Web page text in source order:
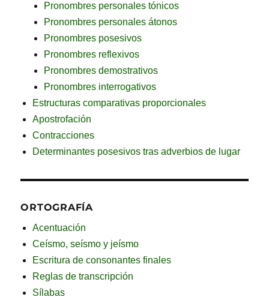
Pronombres personales tónicos
Pronombres personales átonos
Pronombres posesivos
Pronombres reflexivos
Pronombres demostrativos
Pronombres interrogativos
Estructuras comparativas proporcionales
Apostrofación
Contracciones
Determinantes posesivos tras adverbios de lugar
ORTOGRAFÍA
Acentuación
Ceísmo, seísmo y jeísmo
Escritura de consonantes finales
Reglas de transcripción
Sílabas